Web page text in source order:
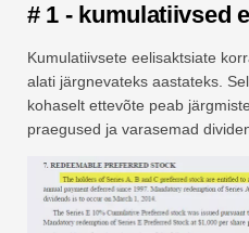
# 1 - kumulatiivsed
Kumulatiivsete eelisaktsiate
alati järgnevateks aastateks.
kohaselt ettevõte peab
praegused ja varasemad